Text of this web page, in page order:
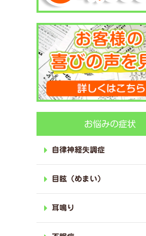
お悩みの症状
自律神経失調症
目眩（めまい）
耳鳴り